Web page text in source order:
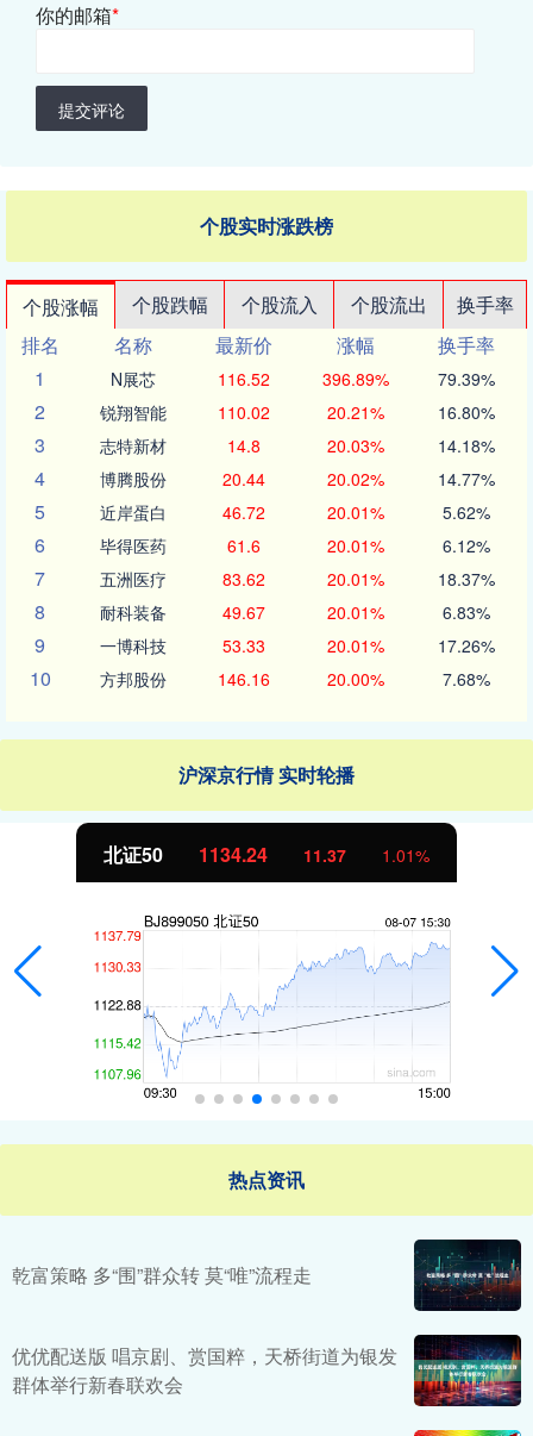
你的邮箱*
提交评论
个股实时涨跌榜
个股涨幅 个股跌幅 个股流入 个股流出
换手率
排名
名称 最新价 涨幅
换手率
1
N展芯 116.52 396.89% 79.39%
2 锐翔智能 110.02 20.21% 16.80%
3 志特新材 14.8 20.03% 14.18%
4 博腾股份 20.44 20.02% 14.77%
5 近岸蛋白 46.72 20.01% 5.62%
6 毕得医药 61.6 20.01% 6.12%
7 五洲医疗 83.62 20.01% 18.37%
8 耐科装备 49.67 20.01% 6.83%
9 一博科技 53.33 20.01% 17.26%
10 方邦股份 146.16 20.00% 7.68%
沪深京行情 实时轮播
北证50 1134.24 11.37 1.01%
热点资讯
乾富策略 多“围”群众转 莫“唯”流程走
优优配送版 唱京剧、赏国粹，天桥街道为银发
群体举行新春联欢会